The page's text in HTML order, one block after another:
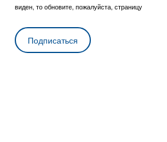
виден, то обновите, пожалуйста, страницу